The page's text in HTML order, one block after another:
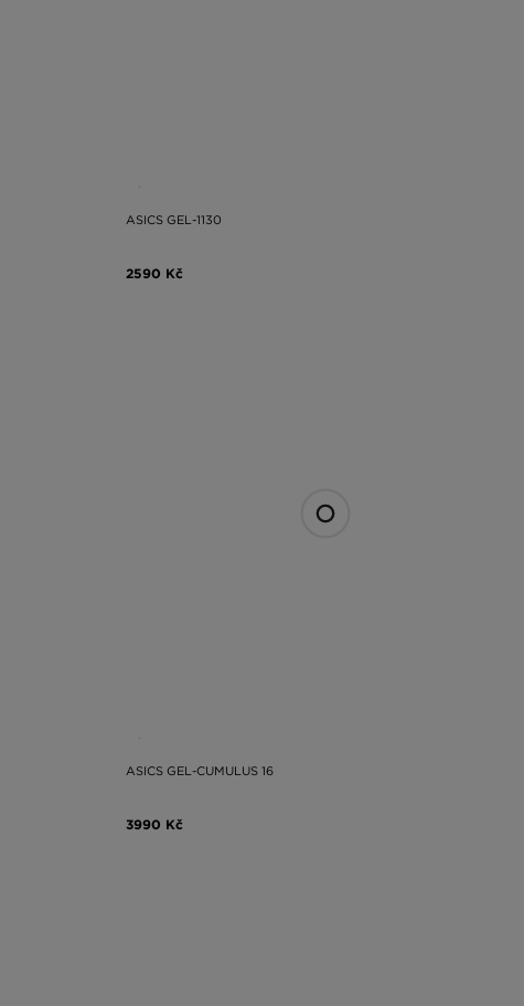
ASICS GEL-1130
2590 Kč
ASICS GEL-CUMULUS 16
3990 Kč